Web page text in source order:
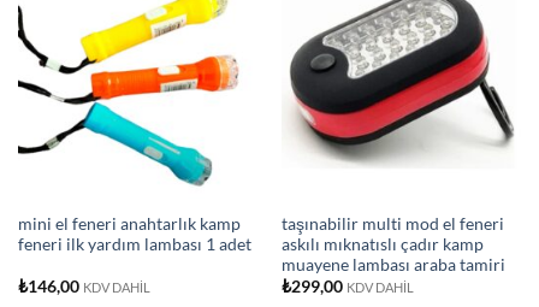
mini el feneri anahtarlık kamp
feneri ilk yardım lambası 1 adet
₺146,00 KDV DAHİL
taşınabilir multi mod el feneri
askılı mıknatıslı çadır kamp
muayene lambası araba tamiri
₺299,00 KDV DAHİL